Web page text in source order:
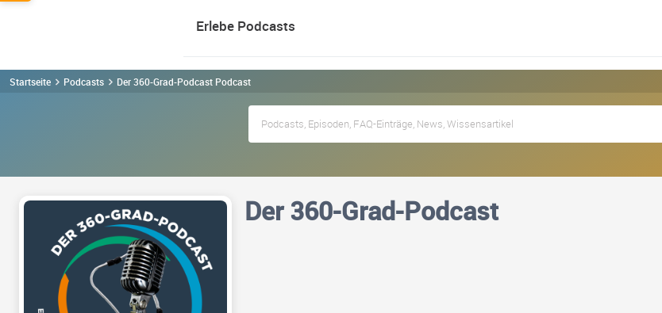
Erlebe Podcasts
Startseite Podcasts Der 360-Grad-Podcast Podcast
Der 360-Grad-Podcast